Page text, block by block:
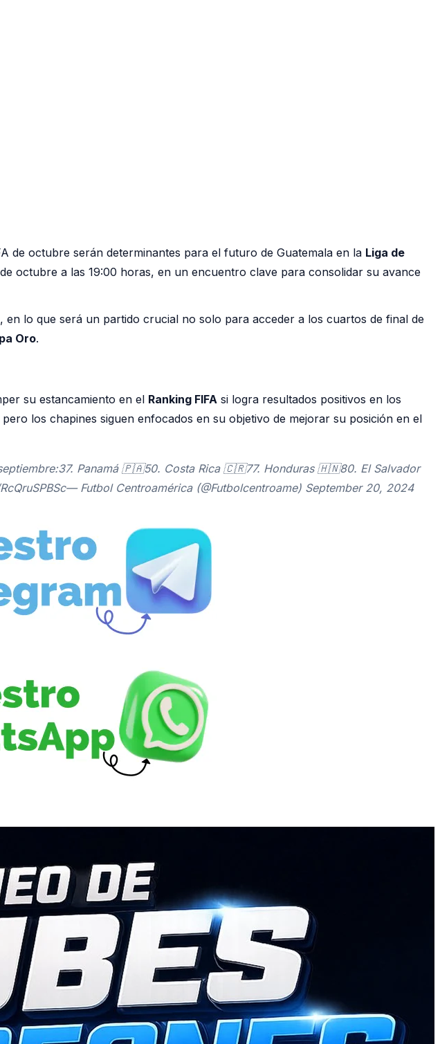
de octubre serán determinantes para el futuro de Guatemala en la Liga de
octubre a las 19:00 horas, en un encuentro clave para consolidar su avance
en lo que será un partido crucial no solo para acceder a los cuartos de final de
Oro.
su estancamiento en el Ranking FIFA si logra resultados positivos en los
pero los chapines siguen enfocados en su objetivo de mejorar su posición en el
septiembre:37. Panamá 🇵🇦50. Costa Rica 🇨🇷77. Honduras 🇭🇳80. El Salvador
Futbol Centroamérica (@Futbolcentroame) September 20, 2024